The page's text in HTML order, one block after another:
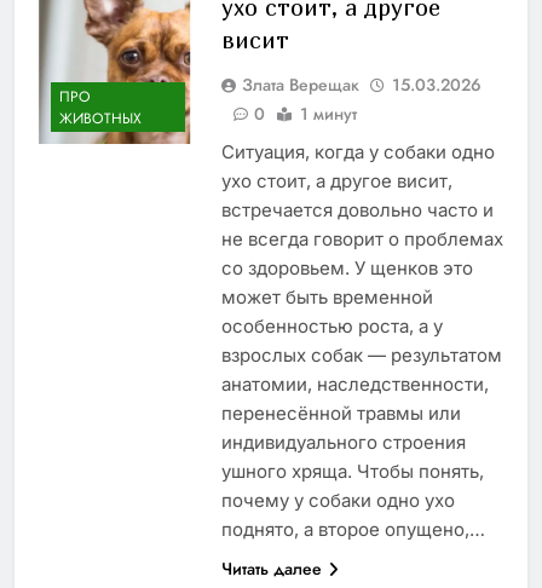
ПРО
ЖИВОТНЫХ
ухо стоит, а другое
висит
Злата Верещак
15.03.2026
0
1 минут
Ситуация, когда у собаки одно
ухо стоит, а другое висит,
встречается довольно часто и
не всегда говорит о проблемах
со здоровьем. У щенков это
может быть временной
особенностью роста, а у
взрослых собак — результатом
анатомии, наследственности,
перенесённой травмы или
индивидуального строения
ушного хряща. Чтобы понять,
почему у собаки одно ухо
поднято, а второе опущено,…
Читать далее